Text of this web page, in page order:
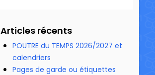
Articles récents
POUTRE du TEMPS 2026/2027 et
calendriers
Pages de garde ou étiquettes